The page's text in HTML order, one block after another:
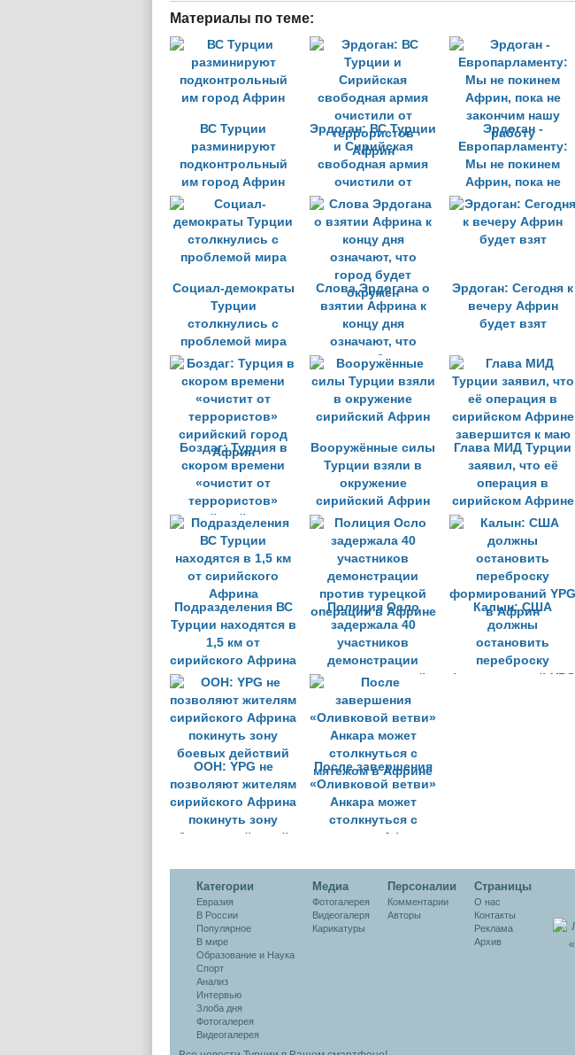
Материалы по теме:
ВС Турции
разминируют
подконтрольный
им город Африн
Эрдоган: ВС Турции
и Сирийская
свободная армия
очистили от
террористов
Африн
Эрдоган -
Eвропарламенту:
Мы не покинем
Африн, пока не
закончим нашу
работу
Социал-демократы
Турции
столкнулись с
проблемой мира
Слова Эрдогана о
взятии Африна к
концу дня
означают, что
город будет
окружён
Эрдоган: Сегодня к
вечеру Африн
будет взят
Боздаг: Турция в
скором времени
«очистит от
террористов»
сирийский город
Африн
Вооружённые силы
Турции взяли в
окружение
сирийский Африн
Глава МИД Турции
заявил, что её
операция в
сирийском Африне
завершится к маю
Подразделения ВС
Турции находятся в
1,5 км от
сирийского Африна
Полиция Осло
задержала 40
участников
демонстрации
против турецкой
операции в Африне
Калын: США
должны
остановить
переброску
формирований YPG
ООН: YPG не
позволяют жителям
сирийского Африна
покинуть зону
боевых действий
После завершения
«Оливковой ветви»
Анкара может
столкнуться с
мятежом в Африне
Категории
Евразия
В России
Популярное
В мире
Образование и Наука
Спорт
Анализ
Интервью
Злоба дня
Фотогалерея
Видеогалерея
Медиа
Фотогалерея
Видеогалеря
Карикатуры
Персоналии
Комментарии
Авторы
Cтраницы
О нас
Контакты
Реклама
Архив